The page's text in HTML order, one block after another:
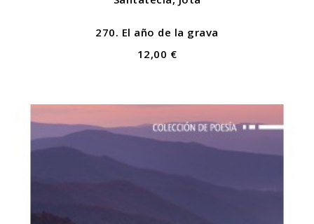
270. El año de la grava
12,00 €